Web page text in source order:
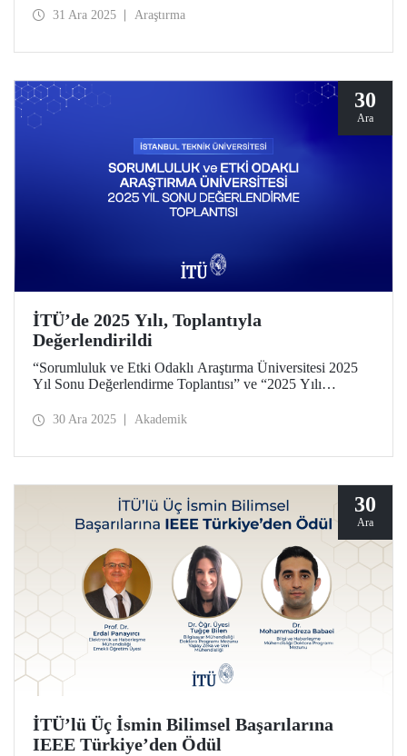
12 ay süren araştırma projesini başarıyla tamamladı. Dr.
31 Ara 2025 Araştırma
30
Ara
İTÜ’de 2025 Yılı, Toplantıyla
Değerlendirildi
“Sorumluluk ve Etki Odaklı Araştırma Üniversitesi 2025
Yıl Sonu Değerlendirme Toplantısı” ve “2025 Yılı
29 Aralık 2025 tarihinde Ayazağa Yerleşkemizde yapıldı.
30 Ara 2025 Akademik
30
Ara
İTÜ’lü Üç İsmin Bilimsel Başarılarına
IEEE Türkiye’den Ödül